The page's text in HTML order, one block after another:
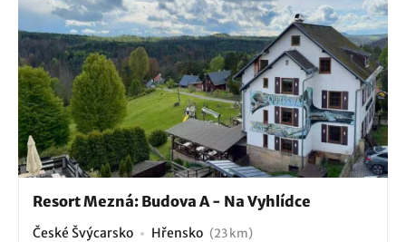
Resort Mezná: Budova A - Na Vyhlídce
České Švýcarsko Hřensko (23 km)